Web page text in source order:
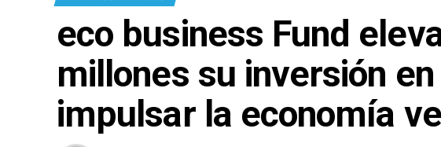
eco business Fund
millones su inversión
impulsar la economía